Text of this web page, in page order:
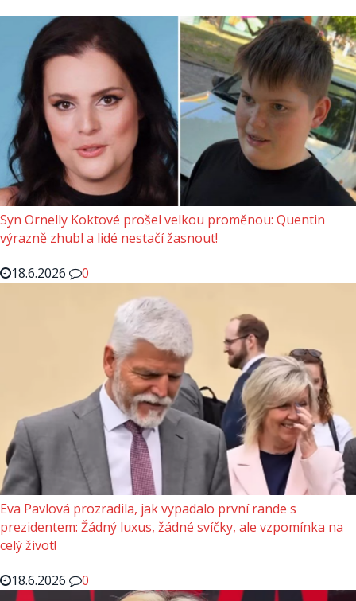
Syn Ornelly Koktové prošel velkou proměnou: Quentin
výrazně zhubl a lidé nestačí žasnout!
18.6.2026
0
Eva Pavlová prozradila, jak vypadalo první rande s
prezidentem: Žádný luxus, žádné svíčky, ale vzpomínka na
celý život!
18.6.2026
0